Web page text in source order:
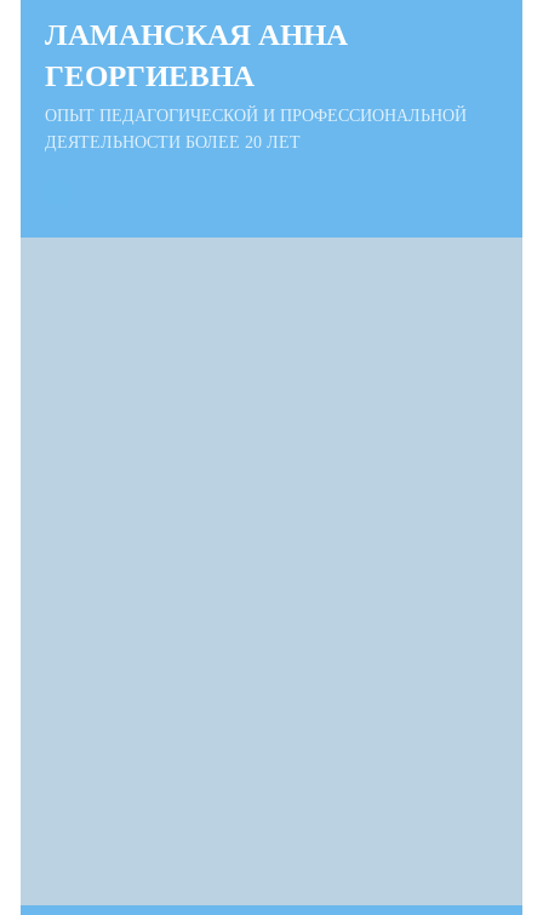
ЛАМАНСКАЯ АННА
ГЕОРГИЕВНА
ОПЫТ ПЕДАГОГИЧЕСКОЙ И ПРОФЕССИОНАЛЬНОЙ
ДЕЯТЕЛЬНОСТИ БОЛЕЕ 20 ЛЕТ